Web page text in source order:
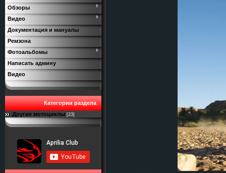
Обзоры
Видео
Документация и мануалы
Ремзона
Фотоальбомы
Написать админу
Видео
Категории раздела
Другие мотоциклы [23]